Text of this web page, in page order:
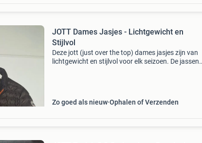
JOTT Dames Jasjes - Lichtgewicht en
Stijlvol
Deze jott (just over the top) dames jasjes zijn van
lichtgewicht en stijlvol voor elk seizoen. De jassen
Zo goed als nieuw Ophalen of Verzenden